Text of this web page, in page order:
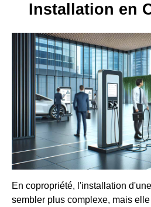
Installation en
En copropriété, l'installation
sembler plus complexe, mais